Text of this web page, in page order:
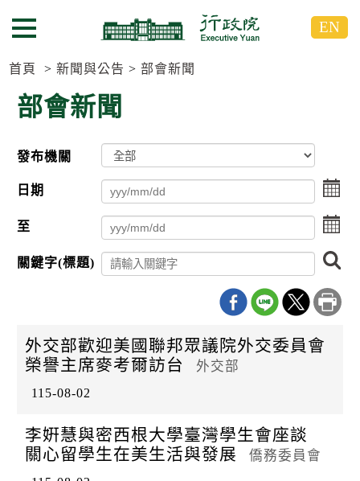
到
要
到
要
選單按鈕 EN
首頁 新聞與公告 部會新聞
部會新聞
發布機關
日期
點
擊
選
擇
期
日
至
點
擊
擇
期
迄
關鍵字(標題)
尋
外交部歡迎美國聯邦眾議院外交委員會
榮譽主席麥考爾訪台
外交部
115-08-02
李姸慧與密西根大學臺灣學生會座談
關心留學生在美生活與發展
僑務委員會